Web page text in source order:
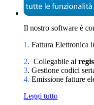
Il nostro software è
1. Fattura Elettronica
2. Collegabile al
3. Gestione codici
4. Emissione fatture
Leggi tutto